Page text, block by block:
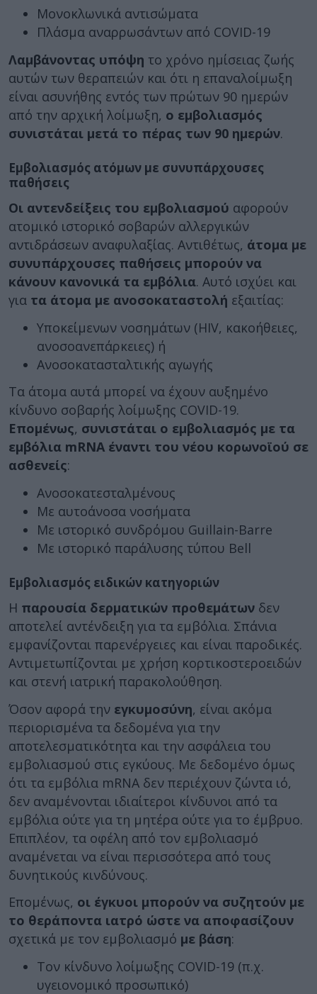
Μονοκλωνικά αντισώματα
Πλάσμα αναρρωσάντων από COVID-19
Λαμβάνοντας υπόψη το χρόνο ημίσειας ζωής
αυτών των θεραπειών και ότι η επαναλοίμωξη
είναι ασυνήθης εντός των πρώτων 90 ημερών
από την αρχική λοίμωξη, ο εμβολιασμός
συνιστάται μετά το πέρας των 90 ημερών.
Εμβολιασμός ατόμων με συνυπάρχουσες
παθήσεις
Οι αντενδείξεις του εμβολιασμού αφορούν
ατομικό ιστορικό σοβαρών αλλεργικών
αντιδράσεων αναφυλαξίας. Αντιθέτως, άτομα με
συνυπάρχουσες παθήσεις μπορούν να
κάνουν κανονικά τα εμβόλια. Αυτό ισχύει και
για τα άτομα με ανοσοκαταστολή εξαιτίας:
Υποκείμενων νοσημάτων (HIV, κακοήθειες,
ανοσοανεπάρκειες) ή
Ανοσοκατασταλτικής αγωγής
Τα άτομα αυτά μπορεί να έχουν αυξημένο
κίνδυνο σοβαρής λοίμωξης COVID-19.
Επομένως, συνιστάται ο εμβολιασμός με τα
εμβόλια mRNA έναντι του νέου κορωνοϊού σε
ασθενείς:
Ανοσοκατεσταλμένους
Με αυτοάνοσα νοσήματα
Με ιστορικό συνδρόμου Guillain-Barre
Με ιστορικό παράλυσης τύπου Bell
Εμβολιασμός ειδικών κατηγοριών
Η παρουσία δερματικών προθεμάτων δεν
αποτελεί αντένδειξη για τα εμβόλια. Σπάνια
εμφανίζονται παρενέργειες και είναι παροδικές.
Αντιμετωπίζονται με χρήση κορτικοστεροειδών
και στενή ιατρική παρακολούθηση.
Όσον αφορά την εγκυμοσύνη, είναι ακόμα
περιορισμένα τα δεδομένα για την
αποτελεσματικότητα και την ασφάλεια του
εμβολιασμού στις εγκύους. Με δεδομένο όμως
ότι τα εμβόλια mRNA δεν περιέχουν ζώντα ιό,
δεν αναμένονται ιδιαίτεροι κίνδυνοι από τα
εμβόλια ούτε για τη μητέρα ούτε για το έμβρυο.
Επιπλέον, τα οφέλη από τον εμβολιασμό
αναμένεται να είναι περισσότερα από τους
δυνητικούς κινδύνους.
Επομένως, οι έγκυοι μπορούν να συζητούν με
το θεράποντα ιατρό ώστε να αποφασίζουν
σχετικά με τον εμβολιασμό με βάση:
Τον κίνδυνο λοίμωξης COVID-19 (π.χ.
υγειονομικό προσωπικό)